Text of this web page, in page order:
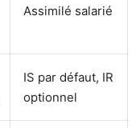
Assimilé salarié
IS par défaut, IR
optionnel